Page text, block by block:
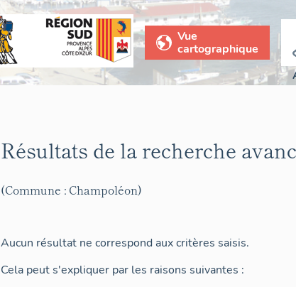
Vue
cartographique
Résultats de la recherche
(Commune : Champoléon)
Aucun résultat ne correspond aux critères saisis.
Cela peut s'expliquer par les raisons suivantes :